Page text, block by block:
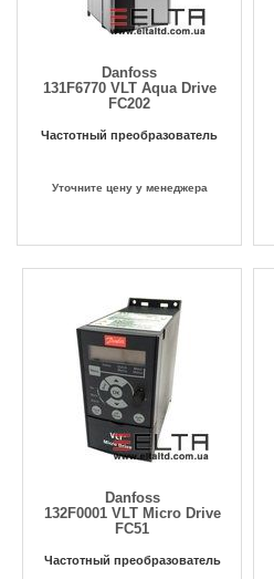
Danfoss
131F6770 VLT Aqua Drive
FC202
Частотный преобразователь
Уточните цену у менеджера
Danfoss
132F0001 VLT Micro Drive
FC51
Частотный преобразователь